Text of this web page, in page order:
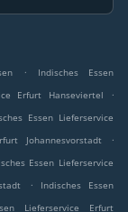
.
Indisches Essen
Erfurt Hanseviertel
.
Essen Lieferservice
Johannesvorstadt
.
Essen Lieferservice
.
Indisches Essen
Lieferservice Erfurt